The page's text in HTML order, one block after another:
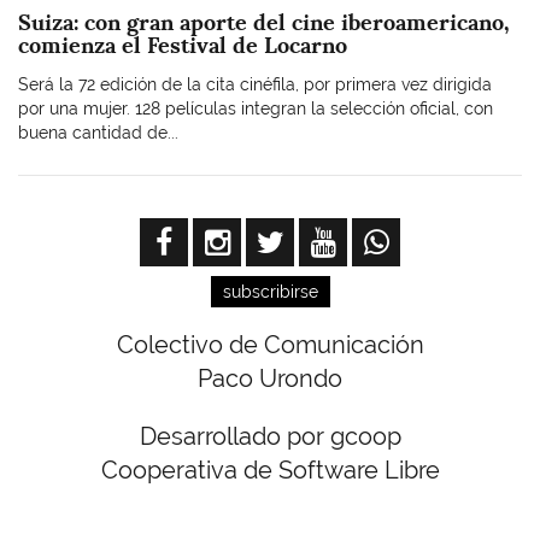
Suiza: con gran aporte del cine iberoamericano,
comienza el Festival de Locarno
Será la 72 edición de la cita cinéfila, por primera vez dirigida
por una mujer. 128 películas integran la selección oficial, con
buena cantidad de...
subscribirse
Colectivo de Comunicación
Paco Urondo
Desarrollado por gcoop
Cooperativa de Software Libre